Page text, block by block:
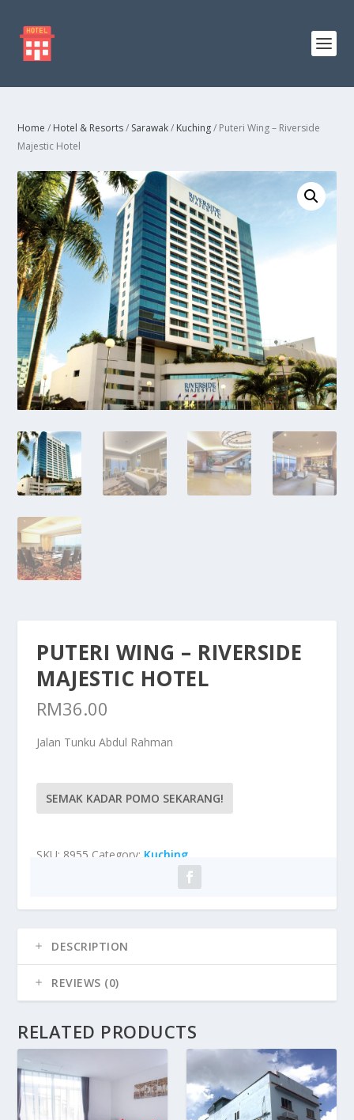
Home / Hotel & Resorts/ Sarawak/ Kuching/ Puteri Wing – Riverside
Majestic Hotel
PUTERI WING – RIVERSIDE
MAJESTIC HOTEL
RM36.00
Jalan Tunku Abdul Rahman
SEMAK KADAR POMO SEKARANG!
SKU: 8955 Category: Kuching
DESCRIPTION
REVIEWS (0)
RELATED PRODUCTS